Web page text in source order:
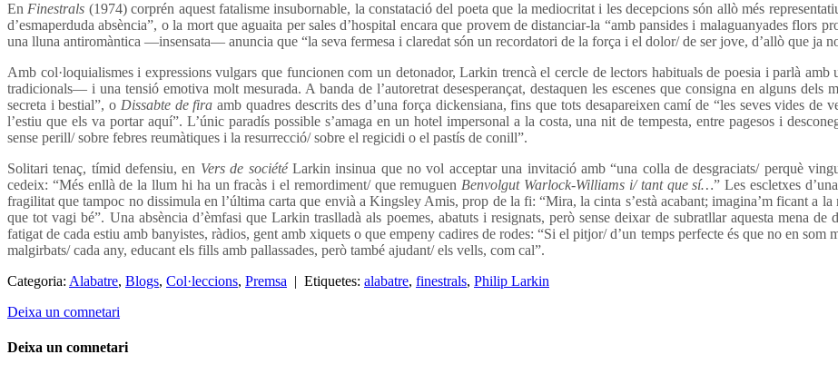
En Finestrals (1974) corprén aquest fatalisme insubornable, la constatació del poeta que la mediocritat i les decepcions són allò més
d’esmaperduda absència”, o la mort que aguaita per sales d’hospital encara que provem de distanciar-la “amb pansides i malaguanyades flors
una lluna antiromàntica —insensata— anuncia que “la seva fermesa i claredat són un recordatori de la força i el dolor/ de ser jove, d’allò que ja
Amb col·loquialismes i expressions vulgars que funcionen com un detonador, Larkin trencà el cercle de lectors habituals de poesia i parlà
tradicionals— i una tensió emotiva molt mesurada. A banda de l’autoretrat desesperançat, destaquen les escenes que consigna en alguns dels
secreta i bestial”, o Dissabte de fira amb quadres descrits des d’una força dickensiana, fins que tots desapareixen camí de “les seves vides
l’estiu que els va portar aquí”. L’únic paradís possible s’amaga en un hotel impersonal a la costa, una nit de tempesta, entre pagesos i
sense perill/ sobre febres reumàtiques i la resurrecció/ sobre el regicidi o el pastís de conill”.
Solitari tenaç, tímid defensiu, en Vers de sociétéLarkin insinua que no vol acceptar una invitació amb “una colla de desgraciats/ perquè
cedeix: “Més enllà de la llum hi ha un fracàs i el remordiment/ que remuguen Benvolgut Warlock-Williams i/ tant que sí…” Les escletxes
fragilitat que tampoc no dissimula en l’última carta que envià a Kingsley Amis, prop de la fi: “Mira, la cinta s’està acabant; imagina’m ficant a
que tot vagi bé”. Una absència d’èmfasi que Larkin traslladà als poemes, abatuts i resignats, però sense deixar de subratllar aquesta mena
fatigat de cada estiu amb banyistes, ràdios, gent amb xiquets o que empeny cadires de rodes: “Si el pitjor/ d’un temps perfecte és que no en som
malgirbats/ cada any, educant els fills amb pallassades, però també ajudant/ els vells, com cal”.
Categoria: Alabatre, Blogs, Col·leccions, Premsa | Etiquetes: alabatre, finestrals, Philip Larkin
Deixa un comnetari
Deixa un comnetari